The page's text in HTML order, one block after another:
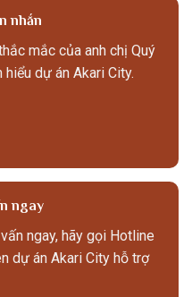
nhắn
mắc của anh chị Quý
dự án Akari City.
ngay
ngay, hãy gọi Hotline
dự án Akari City hỗ trợ